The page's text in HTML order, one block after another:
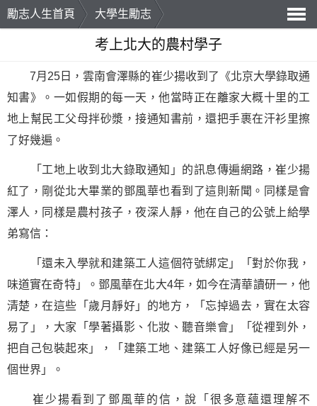
勵志人生首頁
大學生勵志
導
航
考上北大的農村學子
7月25日，雲南會澤縣的崔少揚收到了《北京大學錄取通
知書》。一如假期的每一天，他當時正在離家大概十里的工
地上幫民工父母拌砂漿，接通知書前，還把手裹在汗衫里擦
了好幾遍。
「工地上收到北大錄取通知」的訊息傳遍網路，崔少揚
紅了，剛從北大畢業的鄧風華也看到了這則新聞。同樣是會
澤人，同樣是農村孩子，夜深人靜，他在自己的公號上給學
弟寫信：
「還未入學就和建築工人這個符號綁定」「對於你我，
味道實在奇特」。鄧風華在北大4年，如今在清華讀研一，他
清楚，在這些「歲月靜好」的地方，「忘掉過去，實在太容
易了」，大家「學著攝影、化妝、聽音樂會」「從裡到外，
把自己包裝起來」，「建築工地、建築工人好像已經是另一
個世界」。
崔少揚看到了鄧風華的信，說「很多意蘊還理解不